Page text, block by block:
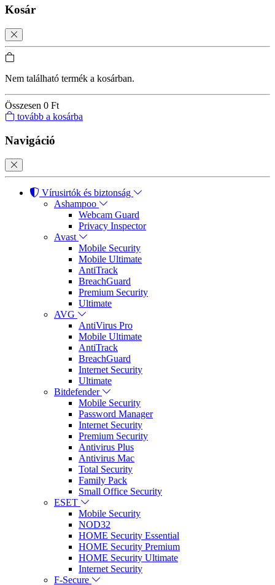
Kosár
Nem található termék a kosárban.
Összesen 0 Ft
tovább a kosárba
Navigáció
Vírusirtók és biztonság
Ashampoo
Webcam Guard
Privacy Inspector
Avast
Mobile Security
Mobile Ultimate
AntiTrack
BreachGuard
Premium Security
Ultimate
AVG
AntiVirus Pro
Mobile Ultimate
AntiTrack
BreachGuard
Internet Security
Ultimate
Bitdefender
Mobile Security
Password Manager
Internet Security
Premium Security
Antivirus Plus
Antivirus Mac
Total Security
Family Pack
Small Office Security
ESET
Mobile Security
NOD32
HOME Security Essential
HOME Security Premium
HOME Security Ultimate
Internet Security
F-Secure